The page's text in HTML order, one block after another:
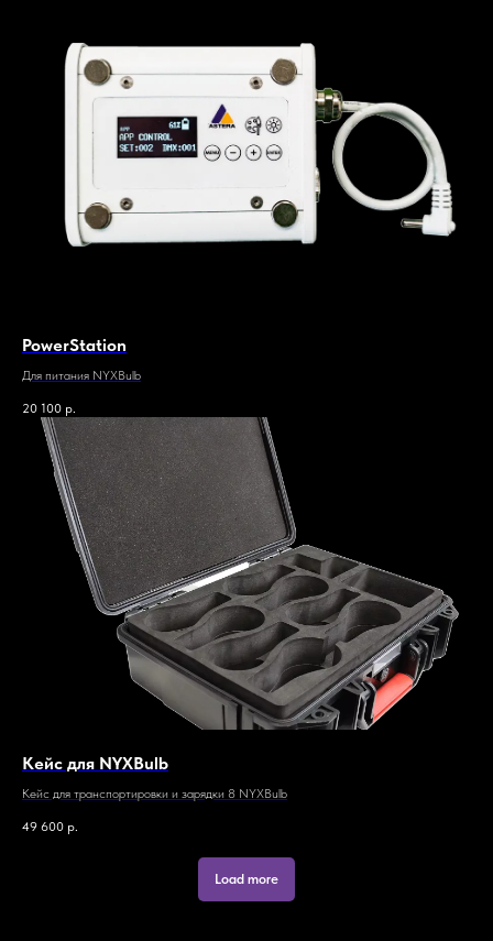
PowerStation
Для питания NYXBulb
20 100 р.
Кейс для NYXBulb
Кейс для транспортировки и зарядки 8 NYXBulb
49 600 р.
Load more